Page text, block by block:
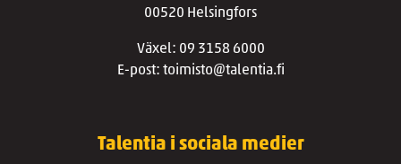
00520 Helsingfors
Växel: 09 3158 6000
E-post: toimisto@talentia.fi
Talentia i sociala medier